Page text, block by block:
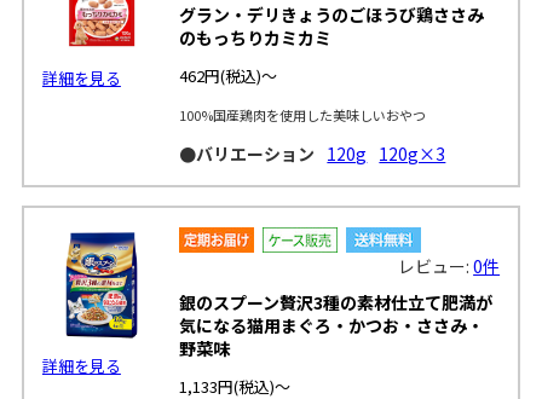
詳細を見る
グラン・デリきょうのごほうび鶏ささみ
のもっちりカミカミ
462円(税込)～
100%国産鶏肉を使用した美味しいおやつ
●バリエーション 120g 120g×3
詳細を見る
レビュー:0件
銀のスプーン贅沢3種の素材仕立て肥満が
気になる猫用まぐろ・かつお・ささみ・
野菜味
1,133円(税込)～